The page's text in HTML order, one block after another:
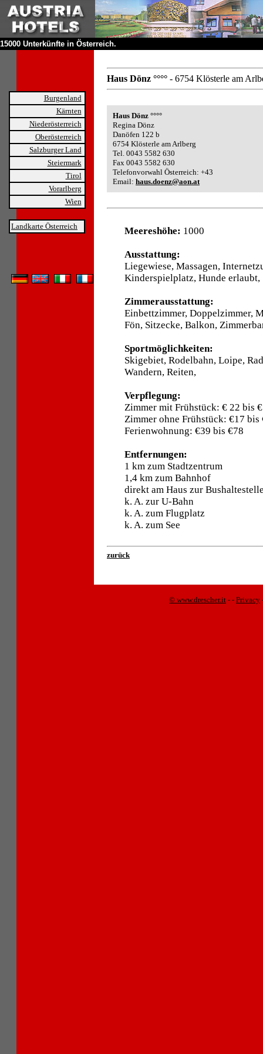
15000 Unterkünfte in Österreich.
Burgenland
Kärnten
Niederösterreich
Oberösterreich
Salzburger Land
Steiermark
Tirol
Vorarlberg
Wien
Landkarte Österreich
Haus Dönz °°°° - 6754 Klösterle am
Haus Dönz °°°°
Regina Dönz
Danöfen 122 b
6754 Klösterle am Arlberg
Tel. 0043 5582 630
Fax 0043 5582 630
Telefonvorwahl Österreich: +43
Email: haus.doenz@aon.at
Meereshöhe: 1000
Ausstattung:
Liegewiese, Massagen,
Kinderspielplatz, Hunde erlaubt,
Zimmerausstattung:
Einbettzimmer, Doppelzimmer,
Fön, Sitzecke, Balkon,
Sportmöglichkeiten:
Skigebiet, Rodelbahn, Loipe,
Wandern, Reiten,
Verpflegung:
Zimmer mit Frühstück: € 22 bis
Zimmer ohne Frühstück: €17 bis
Ferienwohnung: €39 bis €78
Entfernungen:
1 km zum Stadtzentrum
1,4 km zum Bahnhof
direkt am Haus zur
k. A. zur U-Bahn
k. A. zum Flugplatz
k. A. zum See
zurück
© www.drescher.it - - Privacy